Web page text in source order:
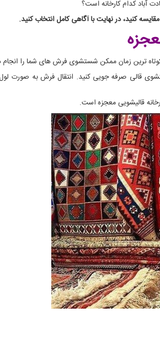
آباد کدام کارخانه است؟
کنید، در نهایت با آگاهی کامل انتخاب کنید.
قالی صرفه جویی کنید. انتقال فرش به صورت لول
قالیشویی معجزه است.